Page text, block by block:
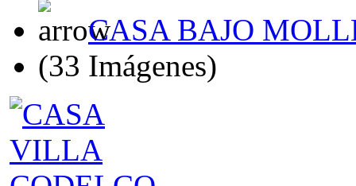
CASA BAJO
(33 Imágenes)